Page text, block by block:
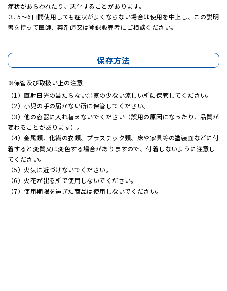
症状があらわれたり、悪化することがあります。
３. 5～6日間使用しても症状がよくならない場合は使用を中止し、この説明
書を持って医師、薬剤師又は登録販売者にご相談ください。
保存方法
保管及び取扱い上の注意
（1）直射日光の当たらない湿気の少ない涼しい所に保管してください。
（2）小児の手の届かない所に保管してください。
（3）他の容器に入れ替えないでください（誤用の原因になったり、品質が
変わることがあります）。
（4）金属類、化繊の衣類、プラスチック類、床や家具等の塗装面などに付
着すると変質又は変色する場合がありますので、付着しないように注意し
てください。
（5）火気に近づけないでください。
（6）火花が出る所で使用しないでください。
（7）使用期限を過ぎた商品は使用しないでください。